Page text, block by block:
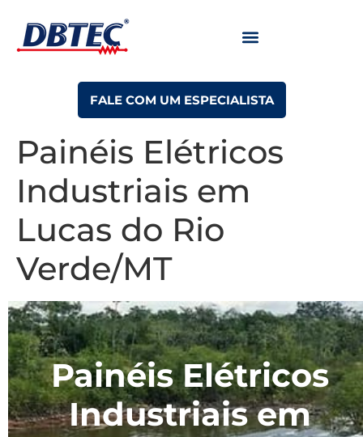
FALE COM UM ESPECIALISTA
Painéis Elétricos
Industriais em
Lucas do Rio
Verde/MT
Painéis Elétricos
Industriais em